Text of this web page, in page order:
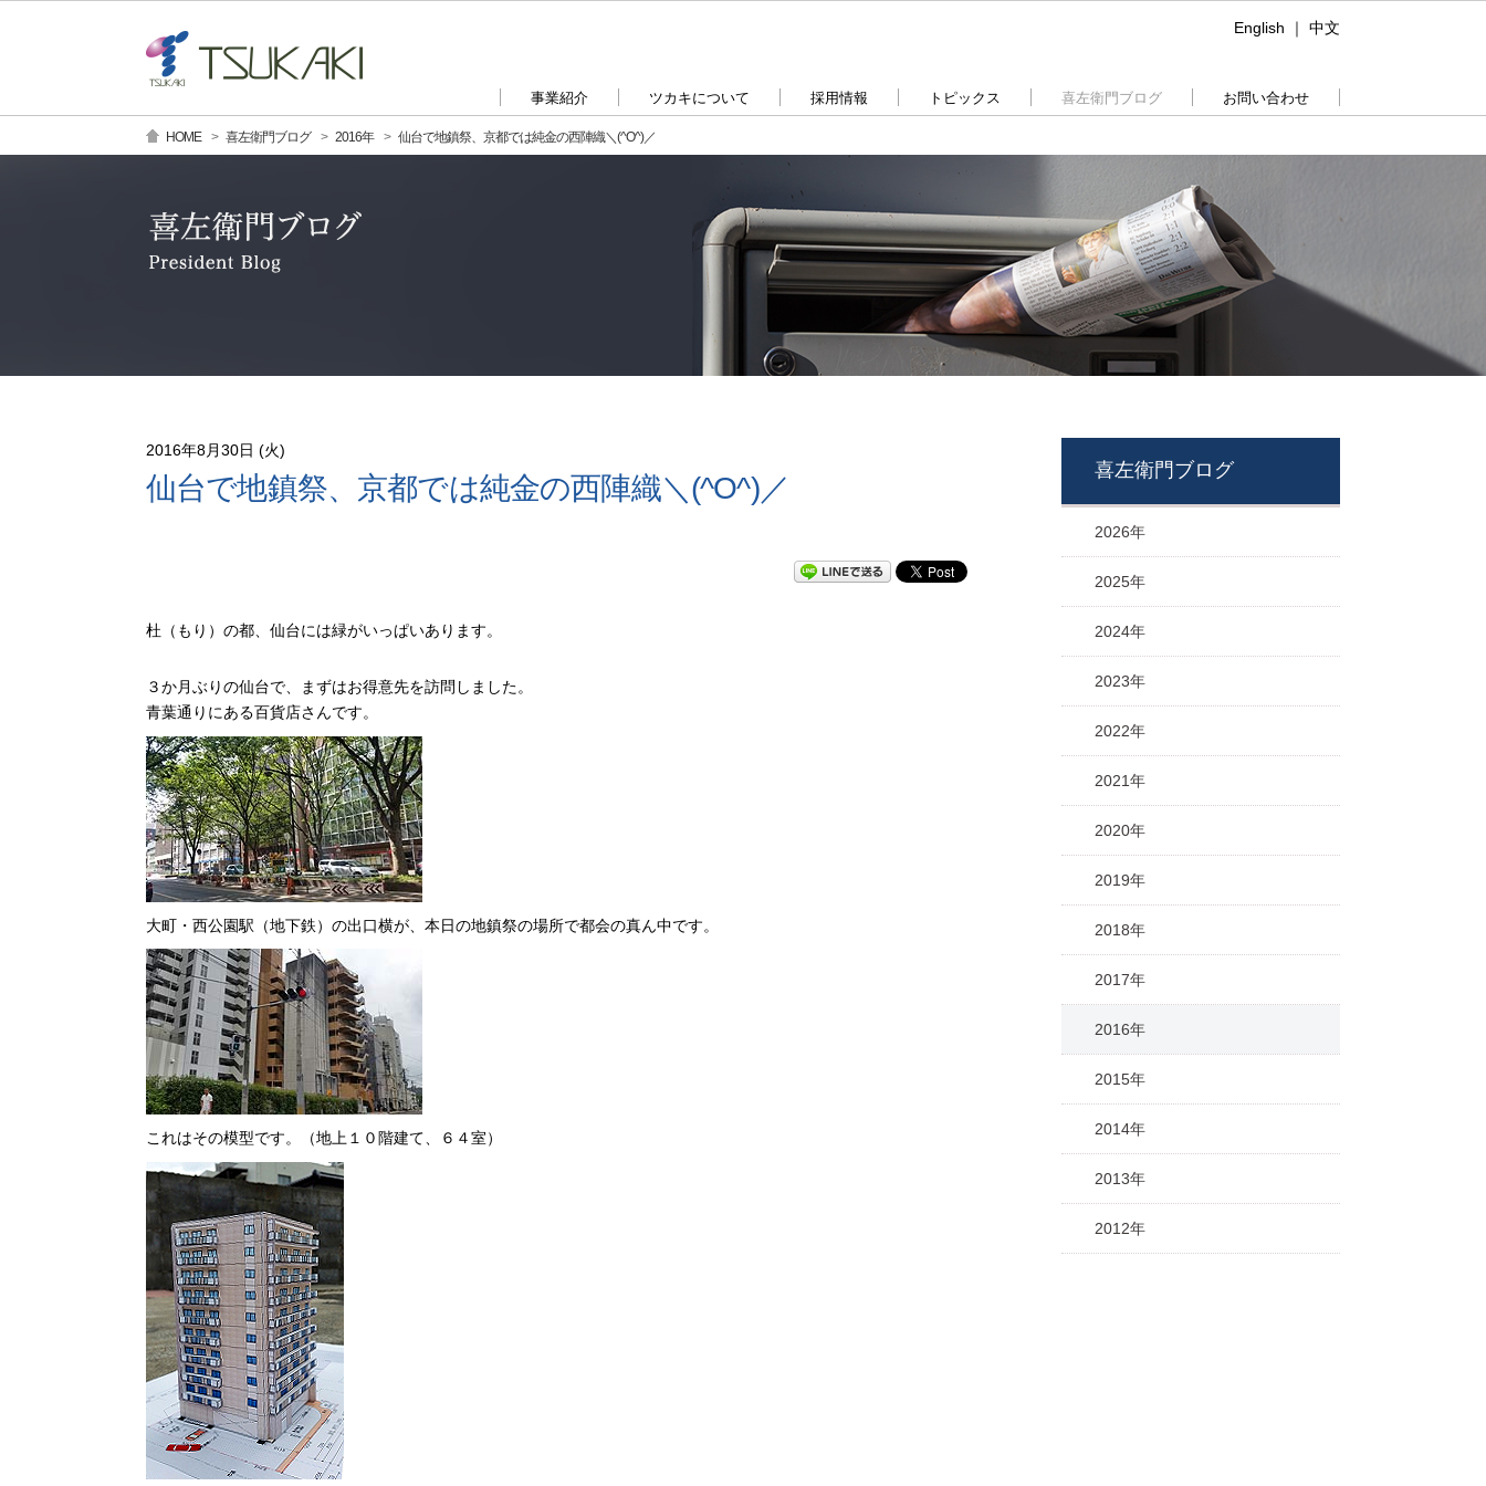
English ｜ 中文
事業紹介 ツカキについて 採用情報 トピックス 喜左衛門ブログ お問い合わせ
HOME 喜左衛門ブログ 2016年 仙台で地鎮祭、京都では純金の西陣織＼(^O^)／
2016年8月30日 (火)
仙台で地鎮祭、京都では純金の西陣織＼(^O^)／
杜（もり）の都、仙台には緑がいっぱいあります。
３か月ぶりの仙台で、まずはお得意先を訪問しました。
青葉通りにある百貨店さんです。
大町・西公園駅（地下鉄）の出口横が、本日の地鎮祭の場所で都会の真ん中です。
これはその模型です。（地上１０階建て、６４室）
喜左衛門ブログ
2026年
2025年
2024年
2023年
2022年
2021年
2020年
2019年
2018年
2017年
2016年
2015年
2014年
2013年
2012年